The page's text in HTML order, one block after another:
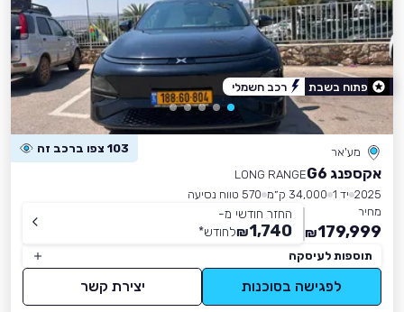
מע'אר 103 צפו ברכב זה
אקספנג G6
LONG RANGE
2025 יד 1 34,000 ק״מ
570 טווח נסיעה
מחיר
179,999
₪
החזר חודשי מ-
1,740
₪לחודש*
תוספות לעיסקה
לפגישה בסוכנות יצירת קשר
פתוח בשבת רכב חשמלי